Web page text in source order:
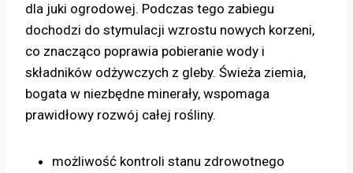
dla juki ogrodowej. Podczas tego zabiegu
dochodzi do stymulacji wzrostu nowych korzeni,
co znacząco poprawia pobieranie wody i
składników odżywczych z gleby. Świeża ziemia,
bogata w niezbędne minerały, wspomaga
prawidłowy rozwój całej rośliny.
możliwość kontroli stanu zdrowotnego